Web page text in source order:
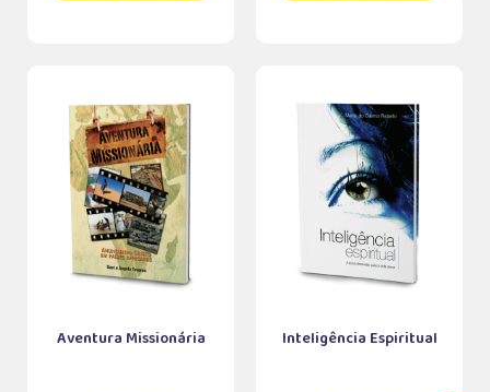
Aventura Missionária Inteligência Espiritual